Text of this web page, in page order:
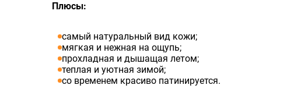
Плюсы:
самый натуральный вид кожи;
мягкая и нежная на ощупь;
прохладная и дышащая летом;
теплая и уютная зимой;
со временем красиво патинируется.